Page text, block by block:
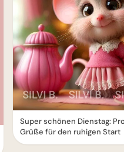
Super schönen Dienstag:
Grüße für den ruhigen Start